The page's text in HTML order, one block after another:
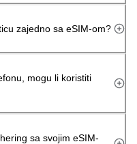
zajedno sa eSIM-om?
mogu li koristiti
sa svojim eSIM-